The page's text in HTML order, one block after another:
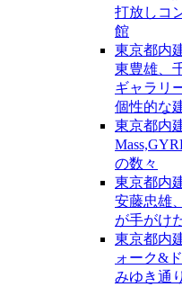
打放しコ
館
東京都内
東豊雄、
ギャラリ
個性的な
東京都内
の数々
東京都内
安藤忠雄
が手がけ
東京都内
ォーク&
みゆき通